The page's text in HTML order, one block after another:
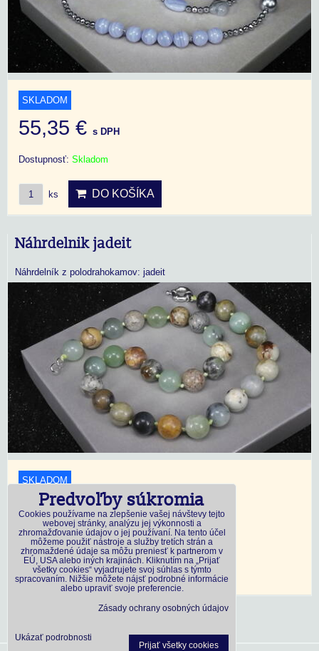
SKLADOM
55,35 € s DPH
Dostupnosť: Skladom
ks DO KOŠÍKA
Náhrdelnik jadeit
Náhrdelník z polodrahokamov: jadeit
SKLADOM
18,45 €s DPH
Dostupnosť:Skladom
ks DO KOŠÍKA
Predvoľby súkromia
Cookies používame na zlepšenie vašej návštevy tejto
webovej stránky, analýzu jej výkonnosti a
zhromažďovanie údajov o jej používaní. Na tento účel
môžeme použiť nástroje a služby tretích strán a
zhromaždené údaje sa môžu preniesť k partnerom v
EÚ, USA alebo iných krajinách. Kliknutím na „Prijať
všetky cookies“ vyjadrujete svoj súhlas s týmto
spracovaním. Nižšie môžete nájsť podrobné informácie
alebo upraviť svoje preferencie.
Zásady ochrany osobných údajov
Ukázať podrobnosti
Prijať všetky cookies